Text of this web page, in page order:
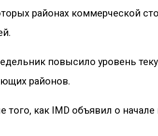
районах коммерческой
повысило уровень
районов.
как IMD объявил о